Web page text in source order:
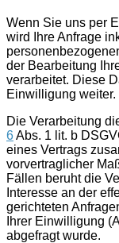
Wenn Sie uns per
wird Ihre Anfrage
der Bearbeitung
verarbeitet. Diese
Einwilligung weiter.
Die Verarbeitung
6Abs. 1 lit. b
eines Vertrags
vorvertraglicher
Fällen beruht die
Interesse an der
gerichteten
Ihrer Einwilligung
abgefragt wurde.